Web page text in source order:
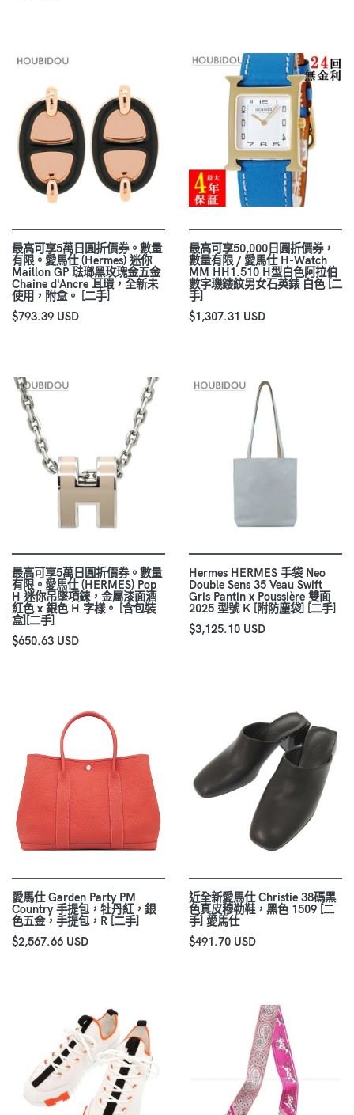
最高可享5萬日圓折價券。數量
有限。愛馬仕 (Hermes) 迷你
Maillon GP 琺瑯黑玫瑰金五金
Chaine d'Ancre 耳環，全新未
使用，附盒。 [二手]
$793.39 USD
最高可享50,000日圓折價券，
數量有限 / 愛馬仕 H-Watch
MM HH1.510 H型白色阿拉伯
數字璣鏤紋男女石英錶 白色 [二
手]
$1,307.31 USD
最高可享5萬日圓折價券。數量
有限。愛馬仕 (HERMES) Pop
H 迷你吊墜項鍊，金屬漆面酒
紅色 x 銀色 H 字樣。 [含包裝
盒][二手]
$650.63 USD
Hermes HERMES 手袋 Neo
Double Sens 35 Veau Swift
Gris Pantin x Poussière 雙面
2025 型號 K [附防塵袋] [二手]
$3,125.10 USD
愛馬仕 Garden Party PM
Country 手提包，牡丹紅，銀
色五金，手提包，R [二手]
$2,567.66 USD
近全新愛馬仕 Christie 38碼黑
色真皮穆勒鞋，黑色 1509 [二
手] 愛馬仕
$491.70 USD